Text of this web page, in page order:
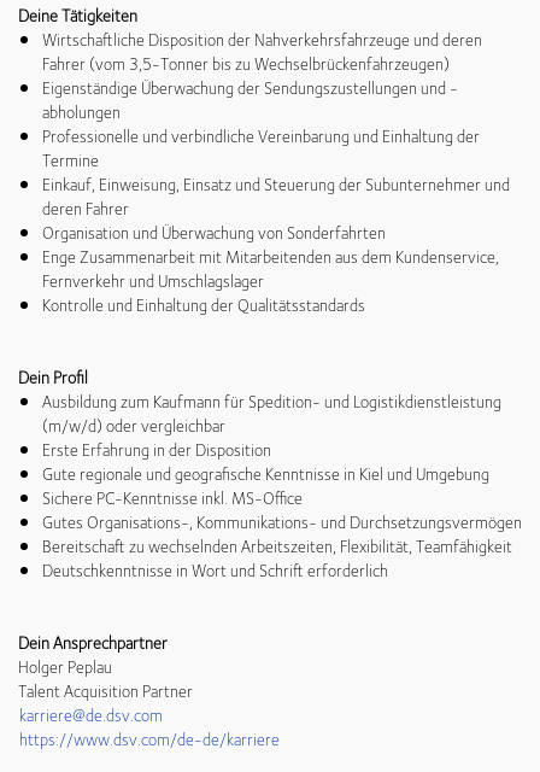
Deine Tätigkeiten
Wirtschaftliche Disposition der Nahverkehrsfahrzeuge und deren
Fahrer (vom 3,5-Tonner bis zu Wechselbrückenfahrzeugen)
Eigenständige Überwachung der Sendungszustellungen und -
abholungen
Professionelle und verbindliche Vereinbarung und Einhaltung der
Termine
Einkauf, Einweisung, Einsatz und Steuerung der Subunternehmer und
deren Fahrer
Organisation und Überwachung von Sonderfahrten
Enge Zusammenarbeit mit Mitarbeitenden aus dem Kundenservice,
Fernverkehr und Umschlagslager
Kontrolle und Einhaltung der Qualitätsstandards
Dein Profil
Ausbildung zum Kaufmann für Spedition- und Logistikdienstleistung
(m/w/d) oder vergleichbar
Erste Erfahrung in der Disposition
Gute regionale und geografische Kenntnisse in Kiel und Umgebung
Sichere PC-Kenntnisse inkl. MS-Office
Gutes Organisations-, Kommunikations- und Durchsetzungsvermögen
Bereitschaft zu wechselnden Arbeitszeiten, Flexibilität, Teamfähigkeit
Deutschkenntnisse in Wort und Schrift erforderlich
Dein Ansprechpartner
Holger Peplau
Talent Acquisition Partner
karriere@de.dsv.com
https://www.dsv.com/de-de/karriere